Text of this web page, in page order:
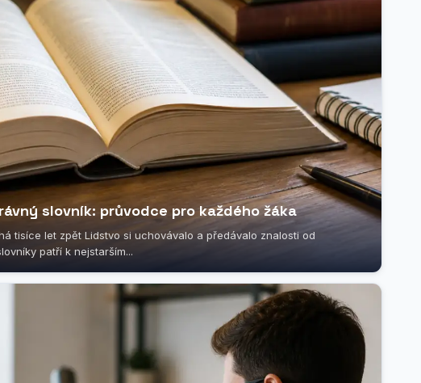
slovník: průvodce pro každého žáka
tisíce let zpět Lidstvo si uchovávalo a předávalo znalosti od
patří k nejstarším...